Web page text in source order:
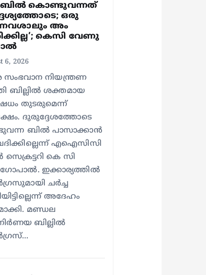
ബിൽ കൊണ്ടുവന്നത്
ഒരു
അം​
കെസി വേണു​
6, 2026
സംഭവാന നിയന്ത്രണ
ബില്ലിൽ ശക്തമായ
തുടരുമെന്ന്
ദുരുദ്ദേശത്തോടെ
ബിൽ പാസാക്കാൻ
എഐസിസി
കെ സി
ഇക്കാര്യത്തിൽ
ചർച്ച
അദേഹം
മണ്ഡല
ബില്ലിൽ